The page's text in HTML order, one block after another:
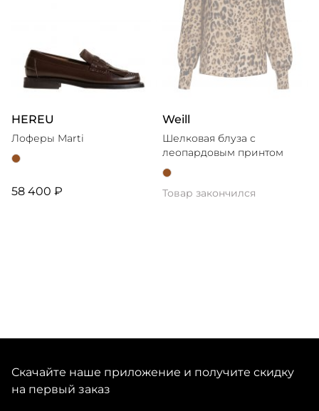
HEREU
Лоферы Marti
58 400 ₽
Weill
Шелковая блуза с
леопардовым принтом
Товар закончился
Скачайте наше приложение и получите скидку
на первый заказ